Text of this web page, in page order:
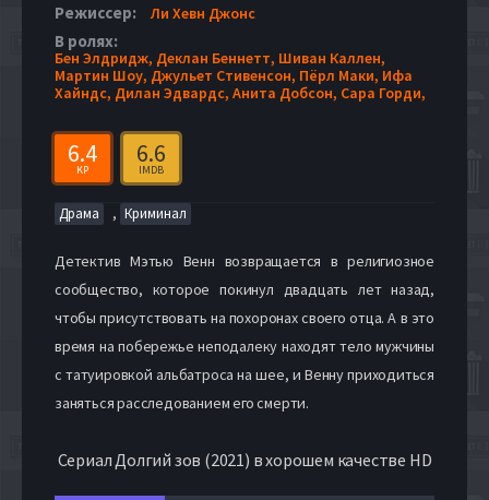
Режиссер: Ли Хевн Джонс
В ролях:
Бен Элдридж, Деклан Беннетт, Шиван Каллен,
Мартин Шоу, Джульет Стивенсон, Пёрл Маки, Ифа
Хайндс, Дилан Эдвардс, Анита Добсон, Сара Горди,
6.4
KP
6.6
IMDB
Драма , Криминал
Детектив Мэтью Венн возвращается в религиозное
сообщество, которое покинул двадцать лет назад,
чтобы присутствовать на похоронах своего отца. А в это
время на побережье неподалеку находят тело мужчины
с татуировкой альбатроса на шее, и Венну приходиться
заняться расследованием его смерти.
Сериал Долгий зов (2021) в хорошем качестве HD